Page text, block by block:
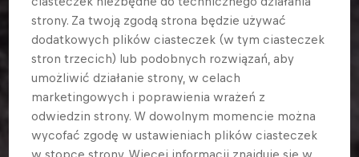
strony. Za twoją zgodą strona będzie używać
dodatkowych plików ciasteczek (w tym ciasteczek
stron trzecich) lub podobnych rozwiązań, aby
umożliwić działanie strony, w celach
marketingowych i poprawienia wrażeń z
odwiedzin strony. W dowolnym momencie można
wycofać zgodę w ustawieniach plików ciasteczek
w stopce strony. Więcej informacji znajduje się w